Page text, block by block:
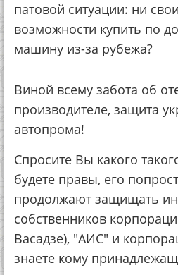
патовой ситуации: ни
возможности купить по
машину из-за рубежа?
Виной всему забота об
производителе, защита
автопрома!
Спросите Вы какого
будете правы, его
продолжают защищать
собственников
Васадзе), "АИС" и
знаете кому